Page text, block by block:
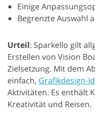
Einige
Begrenzte Auswahl
Urteil: Sparkello gilt
Erstellen von Vision
Zielsetzung. Mit dem
einfach, Grafikdesign-
Aktivitäten. Es enthält
Kreativität und Reisen.